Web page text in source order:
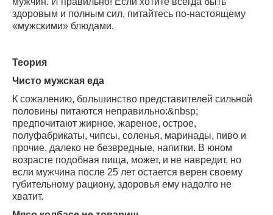
здоровым и полным сил, питайтесь по-настоящему
«мужскими» блюдами.
Теория
Чисто мужская еда
К сожалению, большинство представителей сильной
половины питаются неправильно:&nbsp;
предпочитают жирное, жареное, острое,
полуфабрикаты, чипсы, соленья, маринады, пиво и
прочие, далеко не безвредные, напитки. В юном
возрасте подобная пища, может, и не навредит, но
если мужчина после 25 лет остается верен своему
губительному рациону, здоровья ему надолго не
хватит.